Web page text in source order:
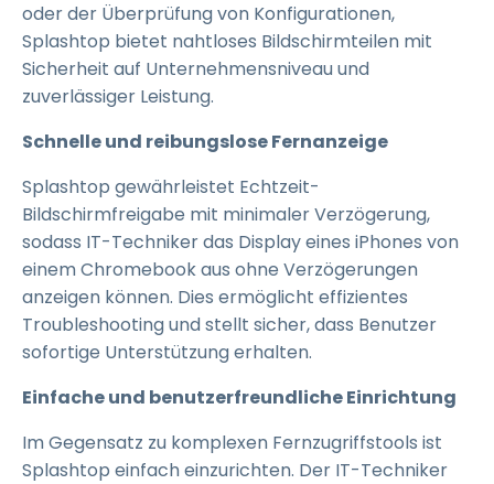
oder der Überprüfung von Konfigurationen,
Splashtop bietet nahtloses Bildschirmteilen mit
Sicherheit auf Unternehmensniveau und
zuverlässiger Leistung.
Schnelle und reibungslose Fernanzeige
Splashtop gewährleistet Echtzeit-
Bildschirmfreigabe mit minimaler Verzögerung,
sodass IT-Techniker das Display eines iPhones von
einem Chromebook aus ohne Verzögerungen
anzeigen können. Dies ermöglicht effizientes
Troubleshooting und stellt sicher, dass Benutzer
sofortige Unterstützung erhalten.
Einfache und benutzerfreundliche Einrichtung
Im Gegensatz zu komplexen Fernzugriffstools ist
Splashtop einfach einzurichten. Der IT-Techniker